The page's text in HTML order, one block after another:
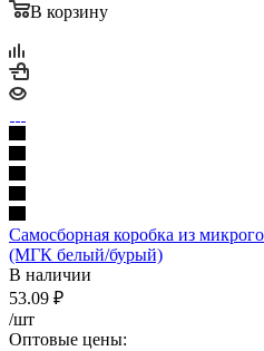
В корзину
Самосборная коробка из
(МГК белый/бурый)
В наличии
53.09 ₽
/шт
Оптовые цены: